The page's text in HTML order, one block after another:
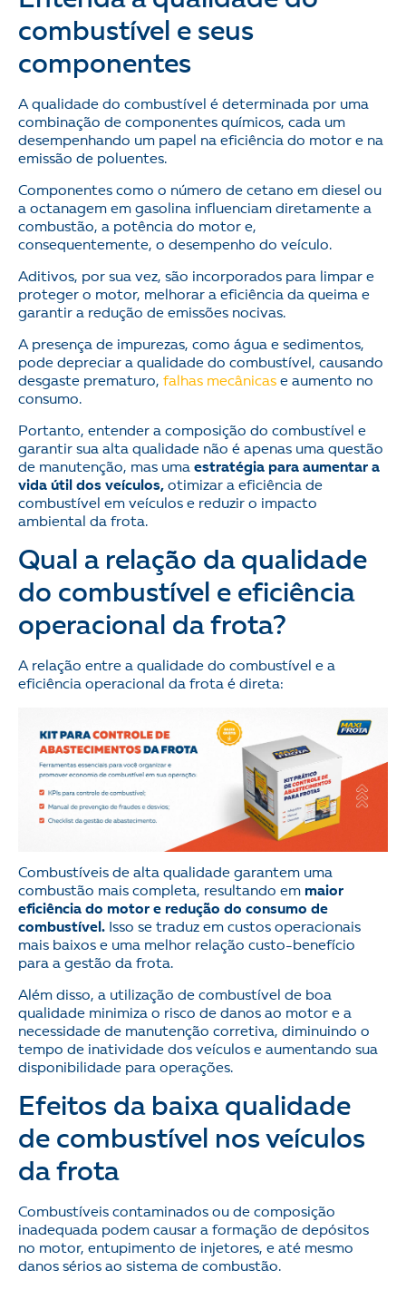
combustível e seus
componentes
A qualidade do combustível é determinada por uma
combinação de componentes químicos, cada um
desempenhando um papel na eficiência do motor e na
emissão de poluentes.
Componentes como o número de cetano em diesel ou
a octanagem em gasolina influenciam diretamente a
combustão, a potência do motor e,
consequentemente, o desempenho do veículo.
Aditivos, por sua vez, são incorporados para limpar e
proteger o motor, melhorar a eficiência da queima e
garantir a redução de emissões nocivas.
A presença de impurezas, como água e sedimentos,
pode depreciar a qualidade do combustível, causando
desgaste prematuro, falhas mecânicas e aumento no
consumo.
Portanto, entender a composição do combustível e
garantir sua alta qualidade não é apenas uma questão
de manutenção, mas uma estratégia para aumentar a
vida útil dos veículos, otimizar a eficiência de
combustível em veículos e reduzir o impacto
ambiental da frota.
Qual a relação da qualidade
do combustível e eficiência
operacional da frota?
A relação entre a qualidade do combustível e a
eficiência operacional da frota é direta:
Combustíveis de alta qualidade garantem uma
combustão mais completa, resultando em maior
eficiência do motor e redução do consumo de
combustível. Isso se traduz em custos operacionais
mais baixos e uma melhor relação custo-benefício
para a gestão da frota.
Além disso, a utilização de combustível de boa
qualidade minimiza o risco de danos ao motor e a
necessidade de manutenção corretiva, diminuindo o
tempo de inatividade dos veículos e aumentando sua
disponibilidade para operações.
Efeitos da baixa qualidade
de combustível nos veículos
da frota
Combustíveis contaminados ou de composição
inadequada podem causar a formação de depósitos
no motor, entupimento de injetores, e até mesmo
danos sérios ao sistema de combustão.